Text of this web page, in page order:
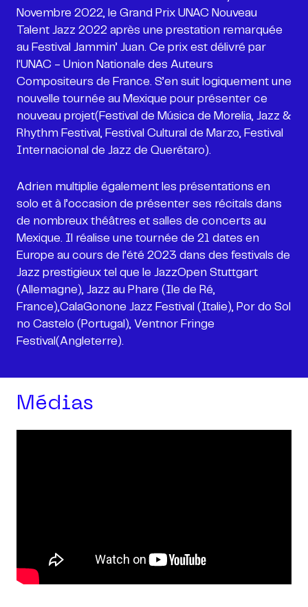
Novembre 2022, le Grand Prix UNAC Nouveau
Talent Jazz 2022 après une prestation remarquée
au Festival Jammin’ Juan. Ce prix est délivré par
l'UNAC - Union Nationale des Auteurs
Compositeurs de France. S’en suit logiquement une
nouvelle tournée au Mexique pour présenter ce
nouveau projet(Festival de Música de Morelia, Jazz &
Rhythm Festival, Festival Cultural de Marzo, Festival
Internacional de Jazz de Querétaro).
Adrien multiplie également les présentations en
solo et à l’occasion de présenter ses récitals dans
de nombreux théâtres et salles de concerts au
Mexique. Il réalise une tournée de 21 dates en
Europe au cours de l’été 2023 dans des festivals de
Jazz prestigieux tel que le JazzOpen Stuttgart
(Allemagne), Jazz au Phare (Ile de Ré,
France),CalaGonone Jazz Festival (Italie), Por do Sol
no Castelo (Portugal), Ventnor Fringe
Festival(Angleterre).
Médias